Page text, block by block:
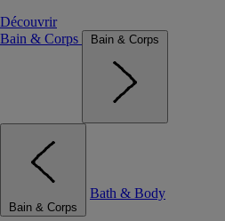
Découvrir
Bain & Corps
Bain & Corps
Bain & Corps
Bath & Body